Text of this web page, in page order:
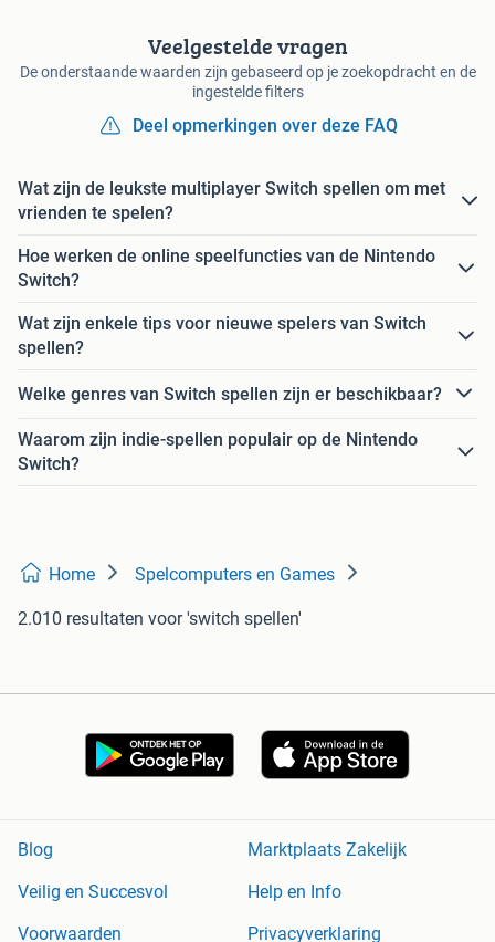
Veelgestelde vragen
De onderstaande waarden zijn gebaseerd op je zoekopdracht en de
ingestelde filters
Deel opmerkingen over deze FAQ
Wat zijn de leukste multiplayer Switch spellen om met
vrienden te spelen?
Hoe werken de online speelfuncties van de Nintendo
Switch?
Wat zijn enkele tips voor nieuwe spelers van Switch
spellen?
Welke genres van Switch spellen zijn er beschikbaar?
Waarom zijn indie-spellen populair op de Nintendo
Switch?
Home Spelcomputers en Games
2.010 resultaten voor 'switch spellen'
Blog
Marktplaats Zakelijk
Veilig en Succesvol
Help en Info
Voorwaarden
Privacyverklaring